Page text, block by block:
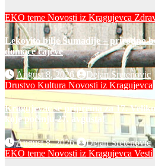
EKO teme Novosti iz Kragujevca
Lekovito bilje Šumadije – prirodno
domaće čajeve
August 8, 2026
Dejan Sretenovic
Drustvo Kultura Novosti iz Kragujevca
Kragujevac se priprema za 17.
koje počinju 27. avgusta!
August 8, 2026
Dejan Sretenovic
EKO teme Novosti iz Kragujevca Vesti